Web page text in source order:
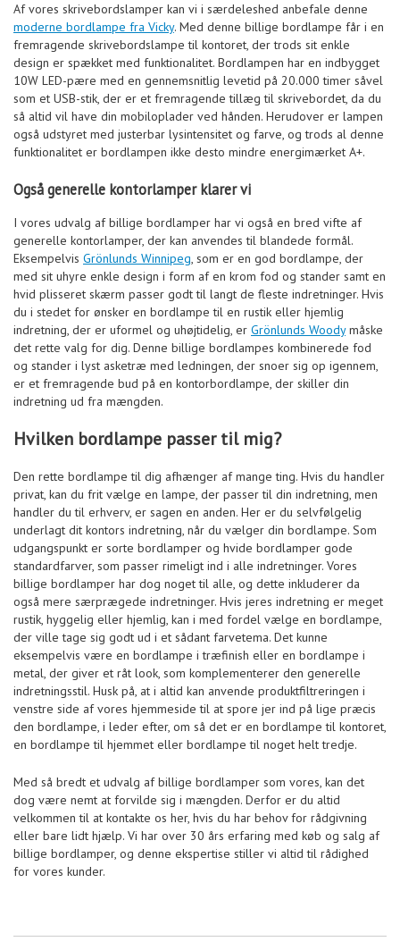
Af vores skrivebordslamper kan vi i særdeleshed anbefale denne
moderne bordlampe fra Vicky. Med denne billige bordlampe får i en
fremragende skrivebordslampe til kontoret, der trods sit enkle
design er spækket med funktionalitet. Bordlampen har en indbygget
10W LED-pære med en gennemsnitlig levetid på 20.000 timer såvel
som et USB-stik, der er et fremragende tillæg til skrivebordet, da du
så altid vil have din mobiloplader ved hånden. Herudover er lampen
også udstyret med justerbar lysintensitet og farve, og trods al denne
funktionalitet er bordlampen ikke desto mindre energimærket A+.
Også generelle kontorlamper klarer vi
I vores udvalg af billige bordlamper har vi også en bred vifte af
generelle kontorlamper, der kan anvendes til blandede formål.
Eksempelvis Grönlunds Winnipeg , som er en god bordlampe, der
med sit uhyre enkle design i form af en krom fod og stander samt en
hvid plisseret skærm passer godt til langt de fleste indretninger. Hvis
du i stedet for ønsker en bordlampe til en rustik eller hjemlig
indretning, der er uformel og uhøjtidelig, er Grönlunds Woodymåske
det rette valg for dig. Denne billige bordlampes kombinerede fod
og stander i lyst asketræ med ledningen, der snoer sig op igennem,
er et fremragende bud på en kontorbordlampe, der skiller din
indretning ud fra mængden.
Hvilken bordlampe passer til mig?
Den rette bordlampe til dig afhænger af mange ting. Hvis du handler
privat, kan du frit vælge en lampe, der passer til din indretning, men
handler du til erhverv, er sagen en anden. Her er du selvfølgelig
underlagt dit kontors indretning, når du vælger din bordlampe. Som
udgangspunkt er sorte bordlamper og hvide bordlamper gode
standardfarver, som passer rimeligt ind i alle indretninger. Vores
billige bordlamper har dog noget til alle, og dette inkluderer da
også mere særprægede indretninger. Hvis jeres indretning er meget
rustik, hyggelig eller hjemlig, kan i med fordel vælge en bordlampe,
der ville tage sig godt ud i et sådant farvetema. Det kunne
eksempelvis være en bordlampe i træfinish eller en bordlampe i
metal, der giver et råt look, som komplementerer den generelle
indretningsstil. Husk på, at i altid kan anvende produktfiltreringen i
venstre side af vores hjemmeside til at spore jer ind på lige præcis
den bordlampe, i leder efter, om så det er en bordlampe til kontoret,
en bordlampe til hjemmet eller bordlampe til noget helt tredje.
Med så bredt et udvalg af billige bordlamper som vores, kan det
dog være nemt at forvilde sig i mængden. Derfor er du altid
velkommen til at kontakte os her, hvis du har behov for rådgivning
eller bare lidt hjælp. Vi har over 30 års erfaring med køb og salg af
billige bordlamper, og denne ekspertise stiller vi altid til rådighed
for vores kunder.